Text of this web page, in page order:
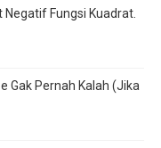
Fungsi Kuadrat.
Gak Pernah Kalah (Jika